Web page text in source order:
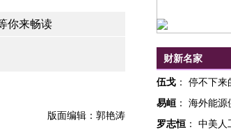
你来畅读
版面编辑：郭艳涛
财新名家
伍戈 ： 停不下来
易峘 ： 海外能源
罗志恒 ： 中美人